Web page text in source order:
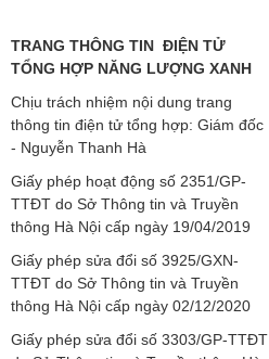
TRANG THÔNG TIN ĐIỆN TỬ
TỔNG HỢP NĂNG LƯỢNG XANH
Chịu trách nhiệm nội dung trang
thông tin điện tử tổng hợp: Giám đốc
- Nguyễn Thanh Hà
Giấy phép hoạt động số 2351/GP-
TTĐT do Sở Thông tin và Truyền
thông Hà Nội cấp ngày 19/04/2019
Giấy phép sửa đổi số 3925/GXN-
TTĐT do Sở Thông tin và Truyền
thông Hà Nội cấp ngày 02/12/2020
Giấy phép sửa đổi số 3303/GP-TTĐT